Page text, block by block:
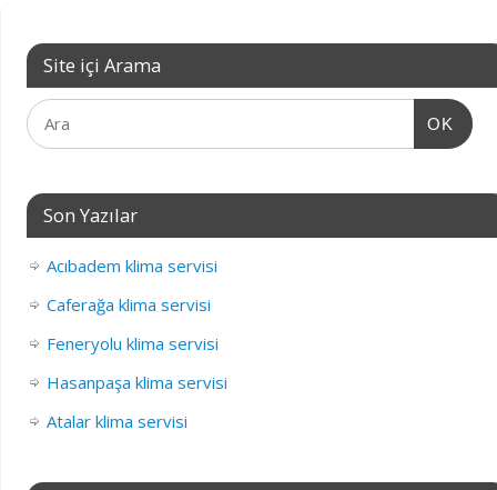
Site içi Arama
OK
Son Yazılar
Acıbadem klima servisi
Caferağa klima servisi
Feneryolu klima servisi
Hasanpaşa klima servisi
Atalar klima servisi